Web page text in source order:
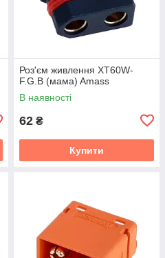
Роз'єм живлення XT60W-
F.G.B (мама) Amass
В наявності
62 ₴
Купити